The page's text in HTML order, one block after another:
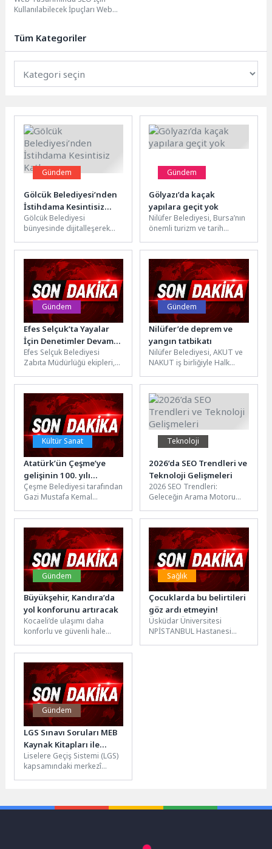
Kullanılabilecek İpuçları Web
Tüm Kategoriler
Gündem
Gölcük Belediyesi’nden
İstihdama Kesintisiz
Katkı
Gölcük Belediyesi
bünyesinde dijitalleşerek
Ofisi, iş arayan bireyleri
firmalarla buluşturarak
istihdam oluşturmada...
Gündem
Gölyazı’da kaçak
yapılara geçit yok
Nilüfer Belediyesi, Bursa’nın
önemli turizm ve tarih
arkeolojik sit alanı içinde yer
alan...
Gündem
Efes Selçuk’ta Yayalar
İçin Denetimler Devam
Ediyor
Efes Selçuk Belediyesi
Zabıta Müdürlüğü ekipleri,
geçişini engelleyen ve
görüntü kirliliğine sebep
olan...
Gündem
Nilüfer’de deprem ve
yangın tatbikatı
Nilüfer Belediyesi, AKUT ve
NAKUT iş birliğiyle Halk
kapsamlı tatbikatla afetlere
karşı hazırlık...
Kültür Sanat
Atatürk’ün Çeşme’ye
gelişinin 100. yılı
etkinlikleri yoğun
katılımla tamamlandı
Çeşme Belediyesi tarafından
Gazi Mustafa Kemal
gelişinin 100. yılı dolayısıyla
3-4 Temmuz tarihlerinde...
Teknoloji
2026’da SEO Trendleri ve
Teknoloji Gelişmeleri
2026 SEO Trendleri:
Geleceğin Arama Motoru
sürekli olarak değişiyor ve
gelişiyor. 2026...
Gündem
Büyükşehir, Kandıra’da
yol konforunu artıracak
Kocaeli’de ulaşımı daha
konforlu ve güvenli hale
çalışmalarını sürdüren
Büyükşehir Belediyesi,
Kandıra ilçesinde...
Sağlık
Çocuklarda bu belirtileri
göz ardı etmeyin!
Üsküdar Üniversitesi
NPİSTANBUL Hastanesi
Gündem
LGS Sınavı Soruları MEB
Kaynak Kitapları ile
Örtüşüyor!
Liselere Geçiş Sistemi (LGS)
kapsamındaki merkezî
Bakanlığın dağıttığı...